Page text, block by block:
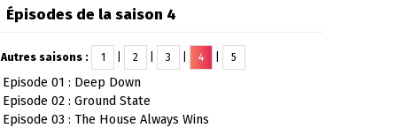
Épisodes de la saison 4
Autres saisons : 1 2 3 4 5
Episode 01 : Deep Down
Episode 02 : Ground State
Episode 03 : The House Always Wins